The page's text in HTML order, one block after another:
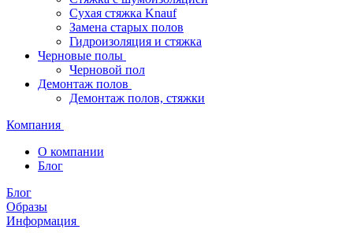
Сухая стяжка Knauf
Замена старых полов
Гидроизоляция и стяжка
Черновые полы
Черновой пол
Демонтаж полов
Демонтаж полов, стяжки
Компания
О компании
Блог
Блог
Образы
Информация